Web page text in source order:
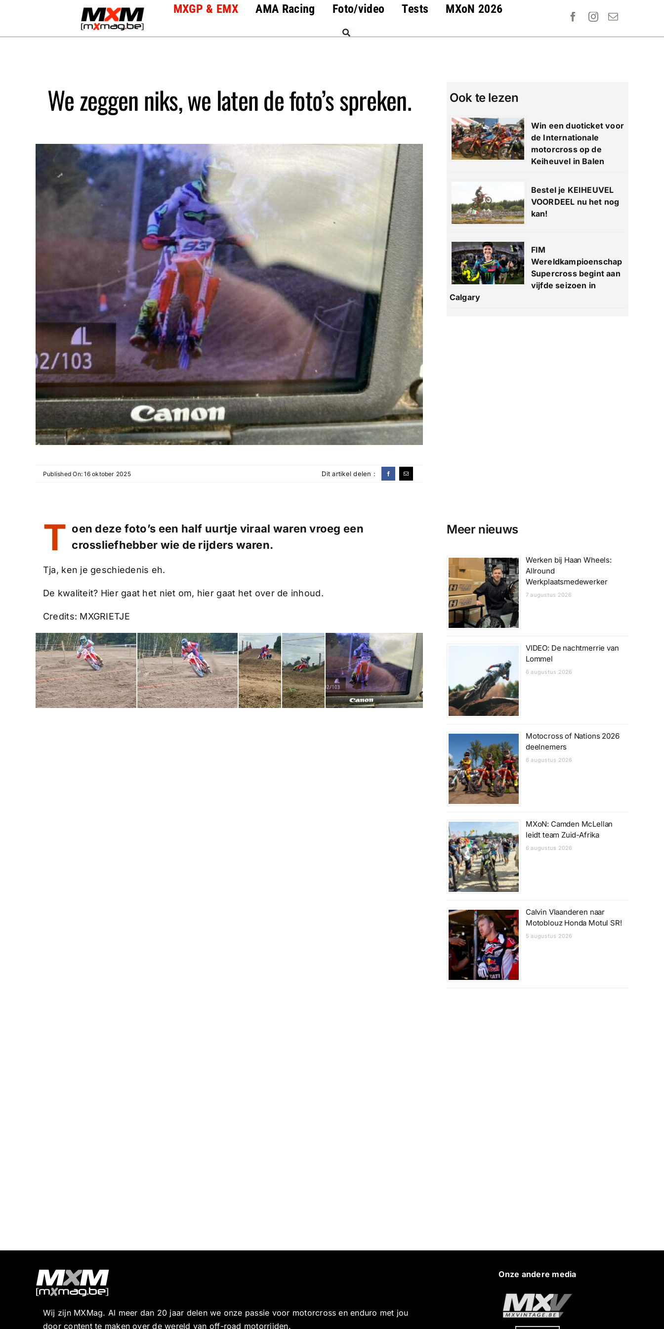
MXGP & EMX AMA Racing Foto/video Tests MXoN 2026
We zeggen niks, we laten de foto’s spreken. Ook te lezen
Win een duoticket voor
de Internationale
motorcross op de
Keiheuvel in Balen
Bestel je KEIHEUVEL
VOORDEEL nu het nog
kan!
FIM
Wereldkampioenschap
Supercross begint aan
vijfde seizoen in
Calgary
Published On: 16 oktober 2025 Dit artikel delen :
T oen deze foto’s een half uurtje viraal waren vroeg een
crossliefhebber wie de rijders waren.
Tja, ken je geschiedenis eh.
De kwaliteit? Hier gaat het niet om, hier gaat het over de inhoud.
Credits: MXGRIETJE
Meer nieuws
Werken bij Haan Wheels:
Allround
Werkplaatsmedewerker
7 augustus 2026
VIDEO: De nachtmerrie van
Lommel
6 augustus 2026
Motocross of Nations 2026
deelnemers
6 augustus 2026
MXoN: Camden McLellan
leidt team Zuid-Afrika
6 augustus 2026
Calvin Vlaanderen naar
Motoblouz Honda Motul SR!
5 augustus 2026
Wij zijn MXMag. Al meer dan 20 jaar delen we onze passie voor motorcross en enduro met jou
door content te maken over de wereld van off-road motorrijden.
Onze andere media